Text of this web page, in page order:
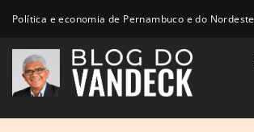
Política e economia de Pernambuco e do Nordeste